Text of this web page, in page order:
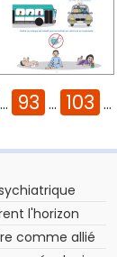
... 93 ... 103 ...
l'horizon
comme allié